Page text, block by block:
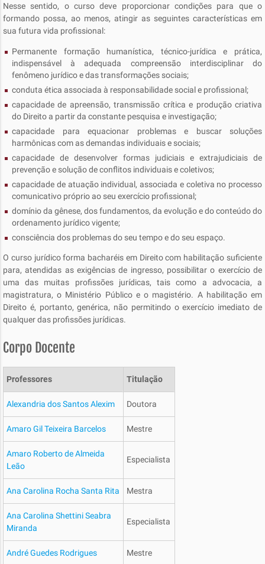
Nesse sentido, o curso deve proporcionar condições para que o
formando possa, ao menos, atingir as seguintes características em
sua futura vida profissional:
Permanente formação humanística, técnico-jurídica e prática,
indispensável à adequada compreensão interdisciplinar do
fenômeno jurídico e das transformações sociais;
conduta ética associada à responsabilidade social e profissional;
capacidade de apreensão, transmissão crítica e produção criativa
do Direito a partir da constante pesquisa e investigação;
capacidade para equacionar problemas e buscar soluções
harmônicas com as demandas individuais e sociais;
capacidade de desenvolver formas judiciais e extrajudiciais de
prevenção e solução de conflitos individuais e coletivos;
capacidade de atuação individual, associada e coletiva no processo
comunicativo próprio ao seu exercício profissional;
domínio da gênese, dos fundamentos, da evolução e do conteúdo do
ordenamento jurídico vigente;
consciência dos problemas do seu tempo e do seu espaço.
O curso jurídico forma bacharéis em Direito com habilitação suficiente
para, atendidas as exigências de ingresso, possibilitar o exercício de
uma das muitas profissões jurídicas, tais como a advocacia, a
magistratura, o Ministério Público e o magistério. A habilitação em
Direito é, portanto, genérica, não permitindo o exercício imediato de
qualquer das profissões jurídicas.
Corpo Docente
Professores Titulação
Alexandria dos Santos Alexim Doutora
Amaro Gil Teixeira Barcelos Mestre
Amaro Roberto de Almeida
Leão
Especialista
Ana Carolina Rocha Santa Rita Mestra
Ana Carolina Shettini Seabra
Miranda
Especialista
André Guedes Rodrigues Mestre